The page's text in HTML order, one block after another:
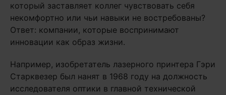
который заставляет коллег чувствовать себя
некомфортно или чьи навыки не востребованы?
Ответ: компании, которые воспринимают
инновации как образ жизни.
Например, изобретатель лазерного принтера Гэри
Старквезер был нанят в 1968 году на должность
исследователя оптики в главной технической